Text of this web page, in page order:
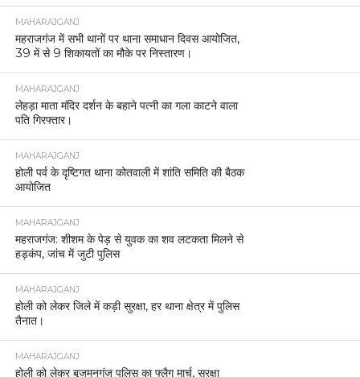
MAHARAJGANJ
महराजगंज में सभी थानों पर थाना समाधान दिवस आयोजित,
39 में से 9 शिकायतों का मौके पर निस्तारण।
MAHARAJGANJ
लेहड़ा माता मंदिर दर्शन के बहाने पत्नी का गला काटने वाला
पति गिरफ्तार।
MAHARAJGANJ
होली पर्व के दृष्टिगत थाना कोतवाली में शांति समिति की बैठक
आयोजित
MAHARAJGANJ
महराजगंज: शीशम के पेड़ से युवक का शव लटकता मिलने से
हड़कंप, जांच में जुटी पुलिस
MAHARAJGANJ
होली को लेकर जिले में कड़ी सुरक्षा, हर थाना क्षेत्र में पुलिस
तैनात।
MAHARAJGANJ
होली को लेकर बृजमनगंज पुलिस का फ्लैग मार्च, सुरक्षा